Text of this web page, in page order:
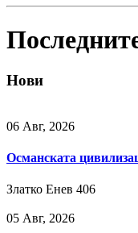
Нови
06 Авг, 2026
Османската
Златко Енев 406
05 Авг, 2026